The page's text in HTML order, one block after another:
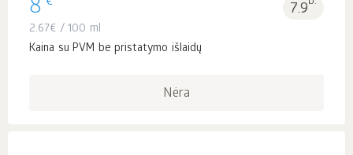
8 7.9
2.67€ / 100 ml
Kaina su PVM be pristatymo išlaidų
Nėra